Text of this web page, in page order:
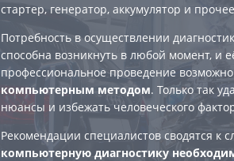
стартер, генератор, аккумулятор и
Потребность в осуществлении
способна возникнуть в любой момент, и
профессиональное проведение возможно
компьютерным методом. Только так
нюансы и избежать человеческого
Рекомендации специалистов сводятся к
компьютерную диагностику